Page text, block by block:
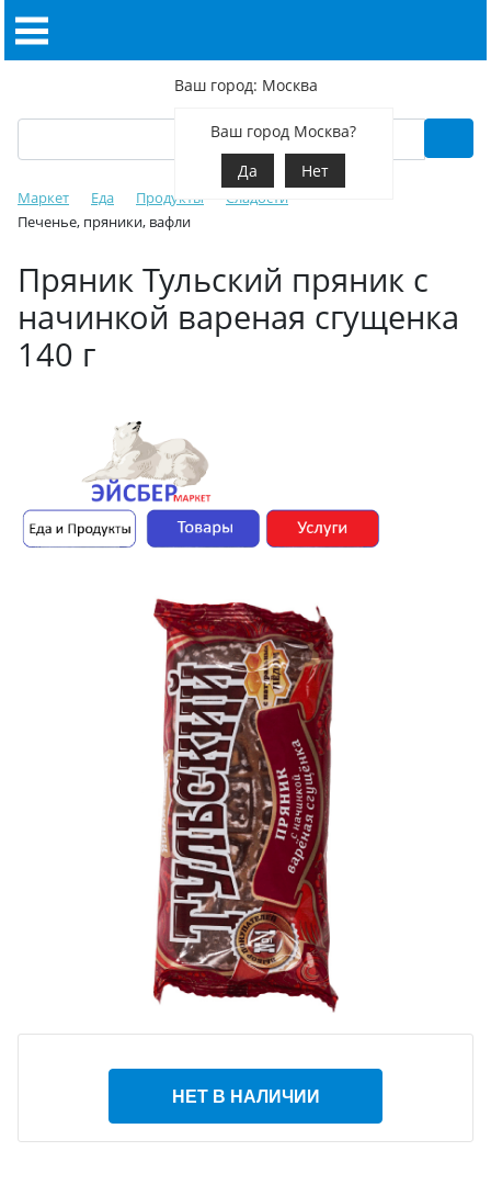
Ваш город: Москва
Ваш город Москва?
Да
Нет
Маркет Еда Продукты
Сладости
Печенье, пряники, вафли
Пряник Тульский пряник с
начинкой вареная сгущенка
140 г
НЕТ В НАЛИЧИИ